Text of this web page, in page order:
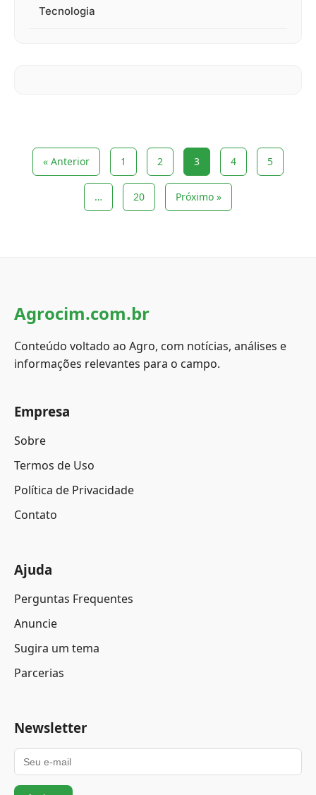
Tecnologia
« Anterior 1 2 3 4 5
… 20 Próximo »
Agrocim.com.br
Conteúdo voltado ao Agro, com notícias, análises e
informações relevantes para o campo.
Empresa
Sobre
Termos de Uso
Política de Privacidade
Contato
Ajuda
Perguntas Frequentes
Anuncie
Sugira um tema
Parcerias
Newsletter